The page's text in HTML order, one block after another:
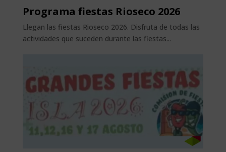
Programa fiestas Rioseco 2026
Llegan las fiestas Rioseco 2026. Disfruta de todas las
actividades que suceden durante las fiestas...